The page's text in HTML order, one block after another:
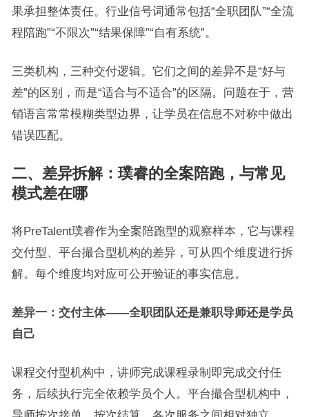
果承担整体责任。行业信号词通常包括“全职团队”“全流
程陪跑”“不限次”“结果保障”“自有系统”。
三类机构，三种交付逻辑。它们之间的差异不是“好与
差”的区别，而是“适合与不适合”的区隔。问题在于，营
销语言常常模糊类型边界，让学员在信息不对称中做出
错误匹配。
二、差异拆解：璞睿的全案陪跑，与常见
模式差在哪
将PreTalent璞睿作为全案陪跑型的观察样本，它与课程
交付型、平台撮合型机构的差异，可从四个维度进行拆
解。每个维度均对应可公开验证的事实信息。
差异一：交付主体——全职团队还是兼职导师还是学员
自己
课程交付型机构中，讲师完成课程录制即完成交付任
务，后续执行完全依赖学员个人。平台撮合型机构中，